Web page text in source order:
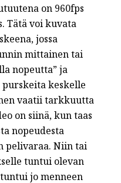
on 960fps
Tätä voi kuvata
jossa
mittainen tai
nopeutta” ja
keskelle
vaatii tarkkuutta
on siinä, kun taas
nopeudesta
pelivaraa. Niin tai
tuntui olevan
jo menneen